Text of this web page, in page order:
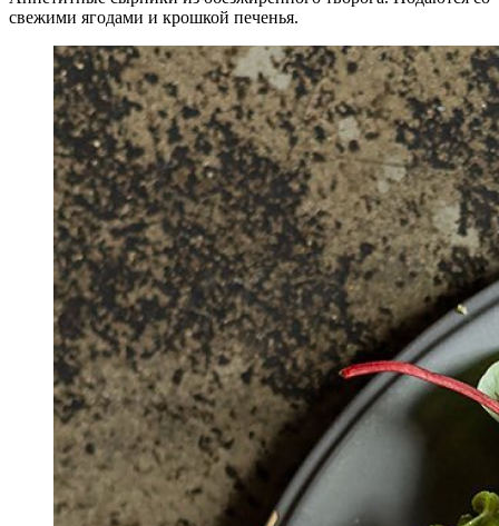
свежими ягодами и крошкой печенья.